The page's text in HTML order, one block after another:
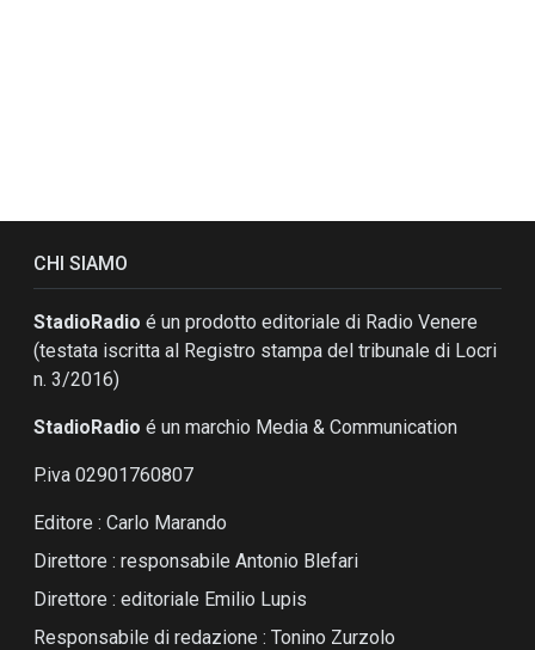
CHI SIAMO
StadioRadio é un prodotto editoriale di Radio Venere
(testata iscritta al Registro stampa del tribunale di Locri
n. 3/2016)
StadioRadio é un marchio Media & Communication
P.iva 02901760807
Editore : Carlo Marando
Direttore : responsabile Antonio Blefari
Direttore : editoriale Emilio Lupis
Responsabile di redazione : Tonino Zurzolo